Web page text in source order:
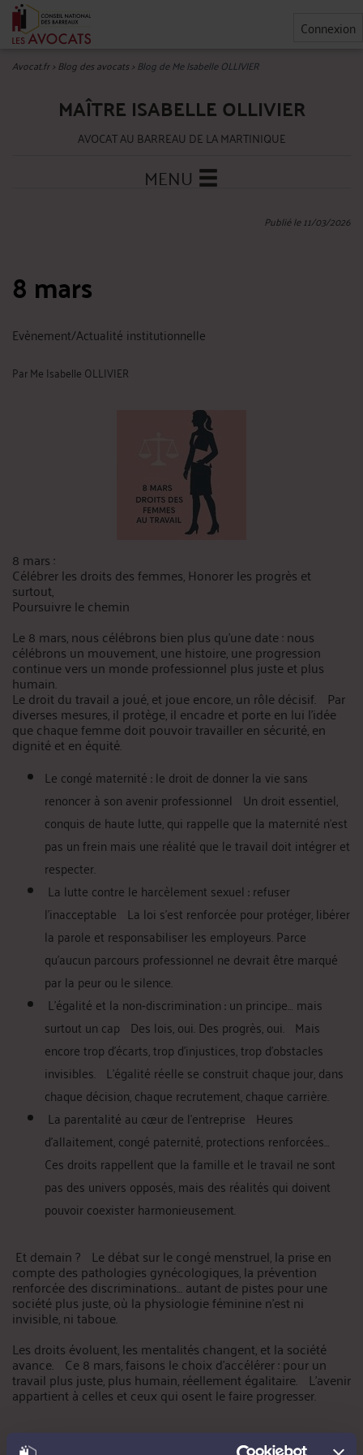
Connexion
Avocat.fr>Blog des avocats>Blog de Me Isabelle OLLIVIER
MAÎTRE ISABELLE OLLIVIER
AVOCAT AU BARREAU DE LA MARTINIQUE
MENU
Publié le 11/03/2026
8 mars
Evènement/Actualité institutionnelle
ParMe Isabelle OLLIVIER
8 mars :
Célébrer les droits des femmes, Honorer les progrès et
surtout,
Poursuivre le chemin
Le 8 mars, nous célébrons bien plus qu’une date : nous
célébrons un mouvement, une histoire, une progression
continue vers un monde professionnel plus juste et plus
humain.
Le droit du travail a joué, et joue encore, un rôle décisif. Par
diverses mesures, il protège, il encadre et porte en lui l’idée
que chaque femme doit pouvoir travailler en sécurité, en
dignité et en équité.
Le congé maternité : le droit de donner la vie sans
renoncer à son avenir professionnel Un droit essentiel,
conquis de haute lutte, qui rappelle que la maternité n’est
pas un frein mais une réalité que le travail doit intégrer et
respecter.
La lutte contre le harcèlement sexuel : refuser
l’inacceptable La loi s’est renforcée pour protéger, libérer
la parole et responsabiliser les employeurs. Parce
qu’aucun parcours professionnel ne devrait être marqué
par la peur ou le silence.
L’égalité et la non‑discrimination : un principe… mais
surtout un cap Des lois, oui. Des progrès, oui. Mais
encore trop d’écarts, trop d’injustices, trop d’obstacles
invisibles. L’égalité réelle se construit chaque jour, dans
chaque décision, chaque recrutement, chaque carrière.
La parentalité au cœur de l’entreprise Heures
d’allaitement, congé paternité, protections renforcées…
Ces droits rappellent que la famille et le travail ne sont
pas des univers opposés, mais des réalités qui doivent
pouvoir coexister harmonieusement.
Et demain ? Le débat sur le congé menstruel, la prise en
compte des pathologies gynécologiques, la prévention
renforcée des discriminations… autant de pistes pour une
société plus juste, où la physiologie féminine n’est ni
invisible, ni taboue.
Les droits évoluent, les mentalités changent, et la société
avance. Ce 8 mars, faisons le choix d’accélérer : pour un
travail plus juste, plus humain, réellement égalitaire. L’avenir
appartient à celles et ceux qui osent le faire progresser.